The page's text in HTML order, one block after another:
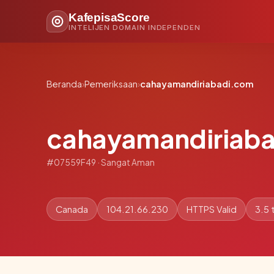
KafepisaScore
INTELIJEN DOMAIN INDEPENDEN
Beranda›Pemeriksaan›cahayamandiriabadi.com
#07559F49 · Sangat Aman
Canada 104.21.66.230 HTTPS Valid 3.5